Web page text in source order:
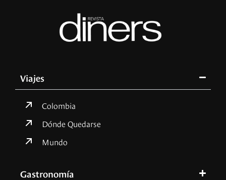
Viajes
Colombia
Dónde Quedarse
Mundo
Gastronomía